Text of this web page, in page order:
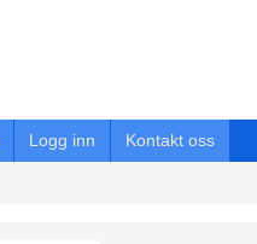
Logg inn Kontakt oss